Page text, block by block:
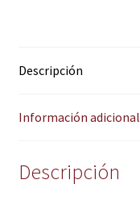
Descripción
Información adicional
Descripción